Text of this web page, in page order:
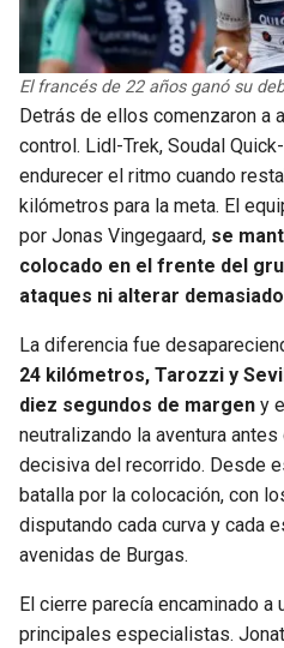
El francés de 22 años ganó su
Detrás de ellos comenzaron a
control. Lidl-Trek, Soudal
endurecer el ritmo cuando
kilómetros para la meta. El
por Jonas Vingegaard, se
colocado en el frente del
ataques ni alterar
La diferencia fue
24 kilómetros, Tarozzi y
diez segundos de margen y
neutralizando la aventura
decisiva del recorrido. Desde
batalla por la colocación, con
disputando cada curva y cada
avenidas de Burgas.
El cierre parecía encaminado
principales especialistas.